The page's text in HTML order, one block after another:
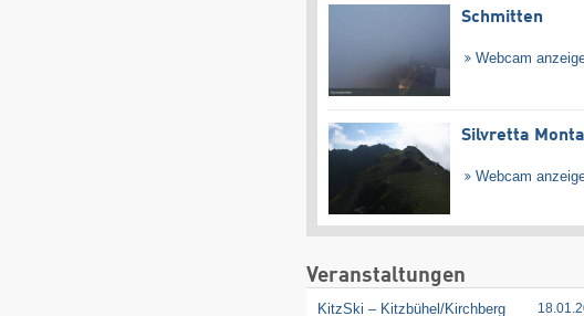
Schmitten
Webcam
Silvretta
Webcam
Veranstaltungen
KitzSki – Kitzbühel/​Kirchberg